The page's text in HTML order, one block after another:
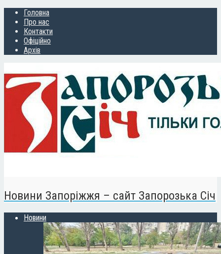
Головна
Про нас
Контакти
Офіційно
Архів
Новини Запоріжжя – сайт Запорозька Січ
Новини